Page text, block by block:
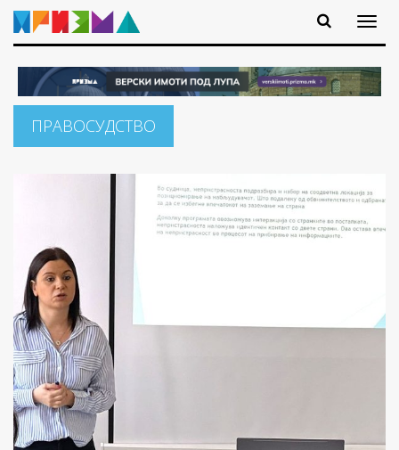
ПРАВОСУДСТВО